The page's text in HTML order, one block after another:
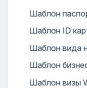
Шаблон
Шаблон ID
Шаблон вида
Шаблон
Шаблон визы